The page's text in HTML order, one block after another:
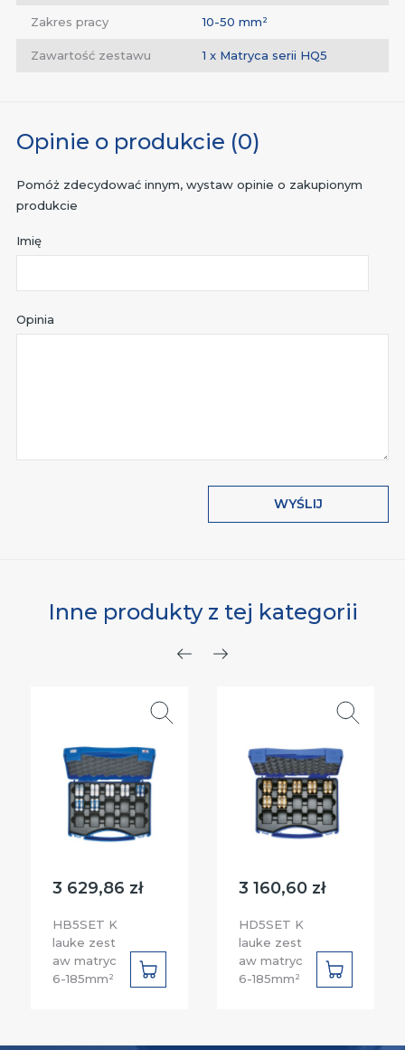
Zakres pracy 10-50 mm²
Zawartość zestawu 1 x Matryca serii HQ5
Opinie o produkcie (0)
Pomóż zdecydować innym, wystaw opinie o zakupionym
produkcie
Imię
Opinia
WYŚLIJ
Inne produkty z tej kategorii
3 629,86 zł
HB5SET K
lauke zest
aw matryc
6-185mm²
DO
3 160,60 zł
HD5SET K
lauke zest
aw matryc
6-185mm²
DO